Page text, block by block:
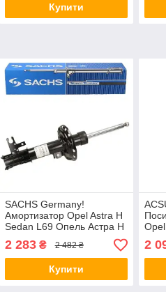
Купити
SACHS Germany!
Амортизатор Opel Astra H
Sedan L69 Опель Астра H
Седан L69 (2007-).
Передній. Лівий. 313480 ,
339703
2 283₴ 2 482 ₴
Купити
2